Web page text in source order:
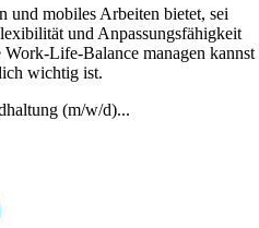
und mobiles Arbeiten bietet, sei
und Anpassungsfähigkeit
Life-Balance managen kannst
wichtig ist.
(m/w/d)...